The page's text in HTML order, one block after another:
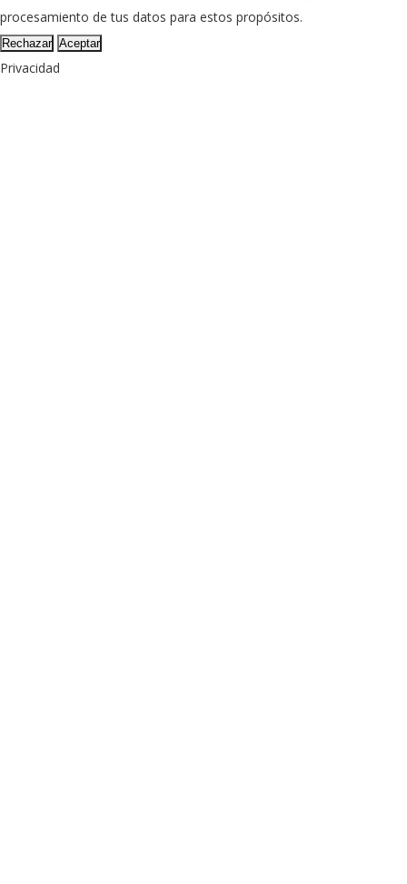
procesamiento de tus datos para estos propósitos.
Rechazar Aceptar
Privacidad